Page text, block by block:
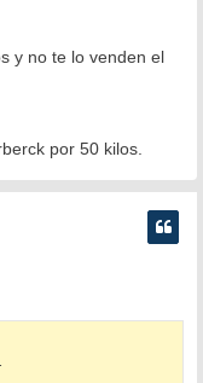
y no te lo venden el
por 50 kilos.